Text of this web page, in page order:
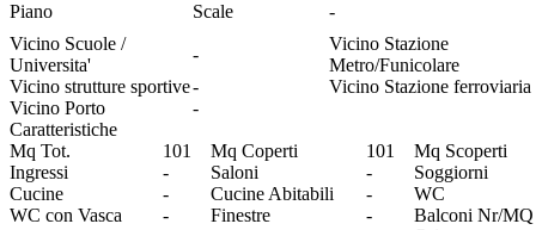
Piano
Scale
-
Vicino Scuole /
Universita'
-
Vicino Stazione
Metro/Funicolare
Vicino strutture sportive-
Vicino Stazione ferroviaria
Vicino Porto
-
Caratteristiche
Mq Tot.
101 Mq Coperti 101
Mq Scoperti
Ingressi
- Saloni -
Soggiorni
Cucine
- Cucine Abitabili -
WC
WC con Vasca
- Finestre -
Balconi Nr/MQ